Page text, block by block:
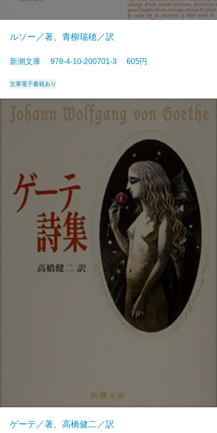
ルソー／著、青柳瑞穂／訳
新潮文庫 978-4-10-200701-3 605円
文庫電子書籍あり
ゲーテ／著、高橋健二／訳